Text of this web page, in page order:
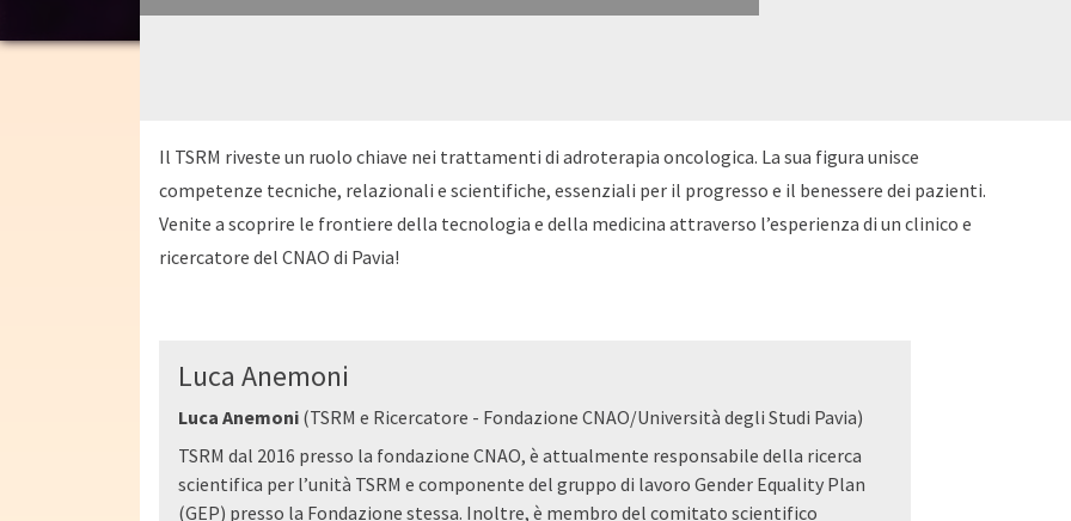
Il TSRM riveste un ruolo chiave nei trattamenti di adroterapia oncologica. La sua figura unisce
competenze tecniche, relazionali e scientifiche, essenziali per il progresso e il benessere dei pazienti.
Venite a scoprire le frontiere della tecnologia e della medicina attraverso l’esperienza di un clinico e
ricercatore del CNAO di Pavia!
Luca Anemoni
Luca Anemoni (TSRM e Ricercatore - Fondazione CNAO/Università degli Studi Pavia)
TSRM dal 2016 presso la fondazione CNAO, è attualmente responsabile della ricerca
scientifica per l’unità TSRM e componente del gruppo di lavoro Gender Equality Plan
(GEP) presso la Fondazione stessa. Inoltre, è membro del comitato scientifico